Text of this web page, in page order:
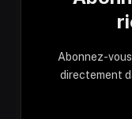
Abonnez-
directement